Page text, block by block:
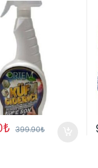
₺ 399.90₺